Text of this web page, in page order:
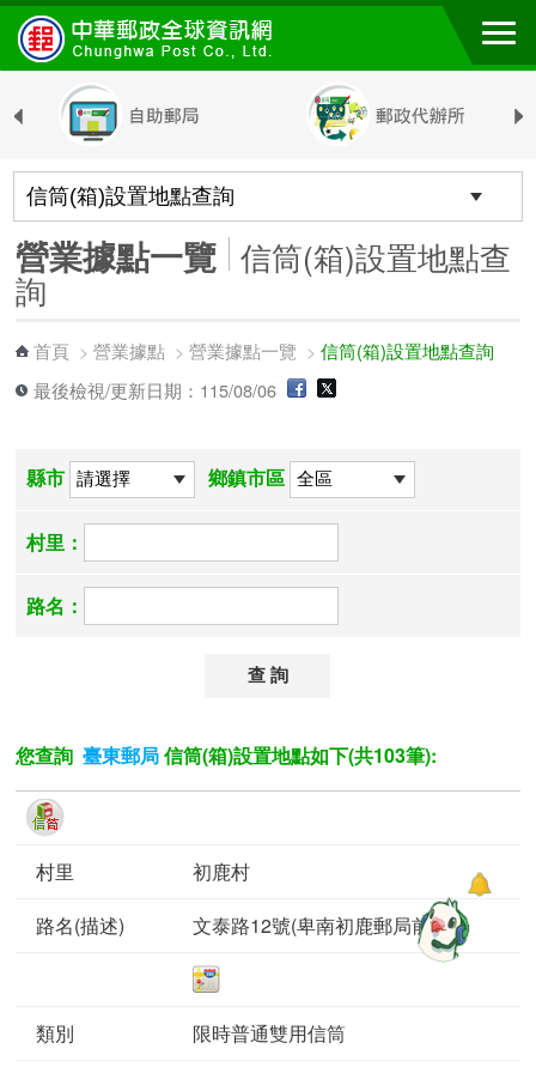
跳到主要內容區塊
營業據點一覽 信筒(箱)設置地點查
詢
首頁 >營業據點 >營業據點一覽 >信筒(箱)設置地點查詢
最後檢視/更新日期：115/08/06
縣市 鄉鎮市區
村里：
路名：
您查詢臺東郵局 信筒(箱)設置地點如下(共103筆):
初鹿村
文泰路12號(卑南初鹿郵局前)
限時普通雙用信筒